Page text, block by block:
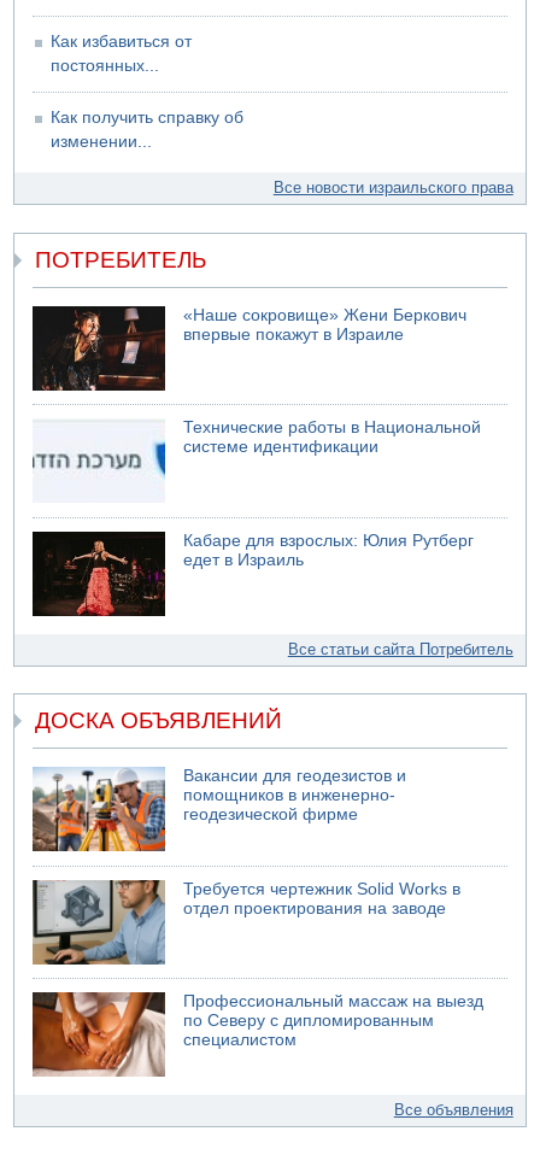
Как избавиться от
постоянных...
Как получить справку об
изменении...
Все новости израильского права
ПОТРЕБИТЕЛЬ
«Наше сокровище» Жени Беркович
впервые покажут в Израиле
Технические работы в Национальной
системе идентификации
Кабаре для взрослых: Юлия Рутберг
едет в Израиль
Все статьи сайта Потребитель
ДОСКА ОБЪЯВЛЕНИЙ
Вакансии для геодезистов и
помощников в инженерно-
геодезической фирме
Требуется чертежник Solid Works в
отдел проектирования на заводе
Профессиональный массаж на выезд
по Северу с дипломированным
специалистом
Все объявления